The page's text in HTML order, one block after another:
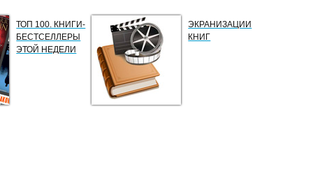
ТОП 100. КНИГИ-
БЕСТСЕЛЛЕРЫ
ЭТОЙ НЕДЕЛИ
ЭКРАНИЗАЦИИ
КНИГ